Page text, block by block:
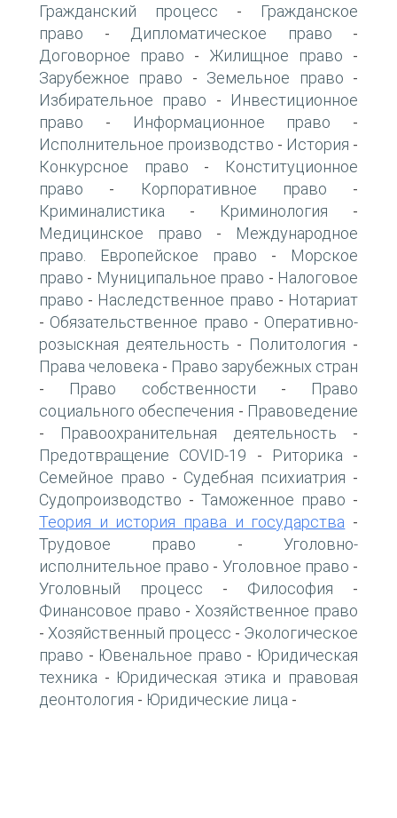
Гражданский процесс -
Гражданское
право - Дипломатическое право -
Договорное право - Жилищное право -
Зарубежное право - Земельное право -
Избирательное право -
Инвестиционное
право - Информационное право -
Исполнительное производство - История -
Конкурсное право -
Конституционное
право - Корпоративное право -
Криминалистика - Криминология -
Медицинское право -
Международное
право. Европейское право -
Морское
право - Муниципальное право - Налоговое
право - Наследственное право - Нотариат
- Обязательственное право - Оперативно-
розыскная деятельность - Политология -
Права человека - Право зарубежных стран
- Право собственности -
Право
социального обеспечения - Правоведение
- Правоохранительная деятельность -
Предотвращение COVID-19 - Риторика -
Семейное право - Судебная психиатрия -
Судопроизводство - Таможенное право -
Теория и история права и государства -
Трудовое право -Уголовно-
исполнительное право - Уголовное право -
Уголовный процесс - Философия -
Финансовое право - Хозяйственное право
- Хозяйственный процесс - Экологическое
право - Ювенальное право - Юридическая
техника - Юридическая этика и правовая
деонтология - Юридические лица -